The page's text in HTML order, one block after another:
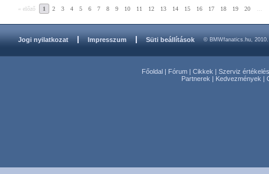
« előző 1 2 3 4 5 6 7 8 9 10 11 12 13 14 15 16 17 18 19 20
Jogi nyilatkozat Impresszum Süti beállítások © BMWfanatics.hu, 2010.
Főoldal| Fórum| Cikkek | Szerviz
Partnerek | Kedvezmények |